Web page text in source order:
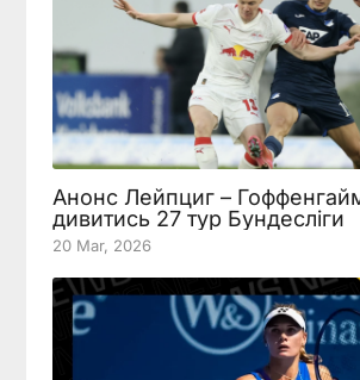
Анонс Лейпциг –
дивитись 27 тур Бундесліги
20 Mar, 2026